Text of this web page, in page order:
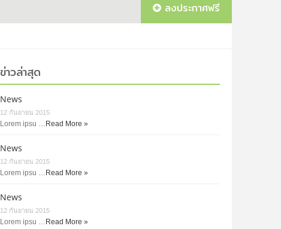
ลงประกาศฟรี
ข่าวล่าสุด
News
12 กันยายน 2015
Lorem ipsu … Read More »
News
12 กันยายน 2015
Lorem ipsu … Read More »
News
12 กันยายน 2015
Lorem ipsu … Read More »